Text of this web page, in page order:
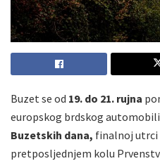
Buzet se od 19. do 21. rujna
europskog brdskog
Buzetskih dana, finalnoj utrci
pretposljednjem kolu